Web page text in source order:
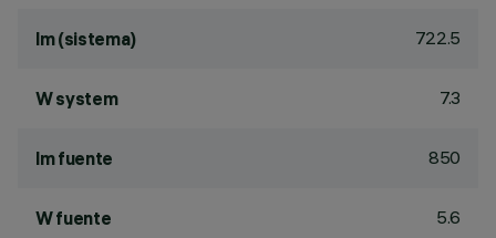
lm (sistema) 722.5
W system 7.3
lm fuente 850
W fuente 5.6